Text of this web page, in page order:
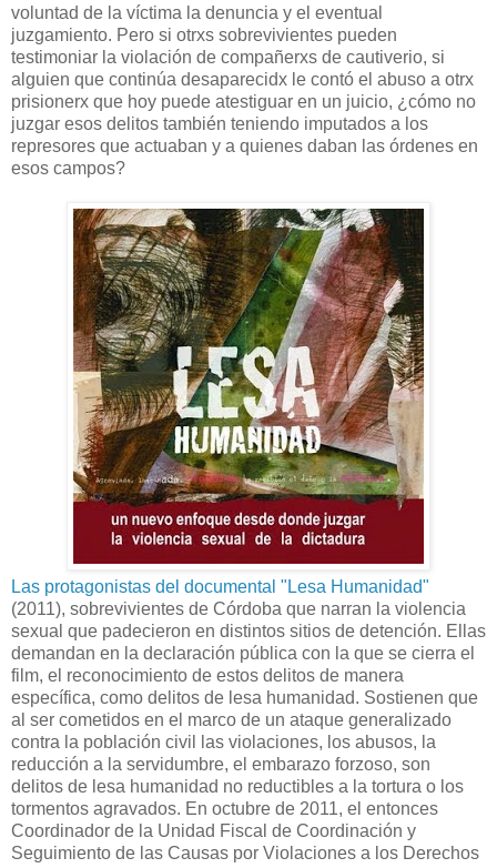
voluntad de la víctima la denuncia y el eventual
juzgamiento. Pero si otrxs sobrevivientes pueden
testimoniar la violación de compañerxs de cautiverio, si
alguien que continúa desaparecidx le contó el abuso a otrx
prisionerx que hoy puede atestiguar en un juicio, ¿cómo no
juzgar esos delitos también teniendo imputados a los
represores que actuaban y a quienes daban las órdenes en
esos campos?
Las protagonistas del documental "Lesa Humanidad"
(2011), sobrevivientes de Córdoba que narran la violencia
sexual que padecieron en distintos sitios de detención. Ellas
demandan en la declaración pública con la que se cierra el
film, el reconocimiento de estos delitos de manera
específica, como delitos de lesa humanidad. Sostienen que
al ser cometidos en el marco de un ataque generalizado
contra la población civil las violaciones, los abusos, la
reducción a la servidumbre, el embarazo forzoso, son
delitos de lesa humanidad no reductibles a la tortura o los
tormentos agravados. En octubre de 2011, el entonces
Coordinador de la Unidad Fiscal de Coordinación y
Seguimiento de las Causas por Violaciones a los Derechos